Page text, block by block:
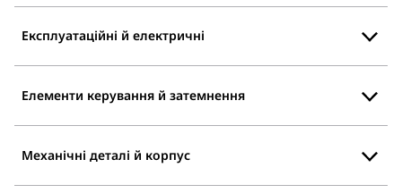
Експлуатаційні й електричні
Елементи керування й затемнення
Механічні деталі й корпус